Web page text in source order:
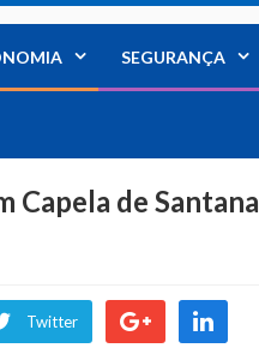
SEGURANÇA
Capela de Santana
Twitter